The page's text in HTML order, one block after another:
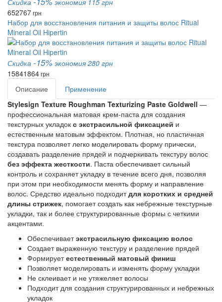
Скидка
экономия 115 грн
652767грн
Набор для восстановления питания и защиты волос Ritual
Mineral Oil Hipertin
Скидка -15% экономия 280 грн
15841864грн
Описание
Применение
Stylesign Texture Roughman Texturizing Paste Goldwell —
профессиональная матовая крем-паста для создания
текстурных укладок с экстрасильной фиксацией и
естественным матовым эффектом. Плотная, но пластичная
текстура позволяет легко моделировать форму прически,
создавать разделение прядей и подчеркивать текстуру волос
без эффекта жесткости. Паста обеспечивает сильный
контроль и сохраняет укладку в течение всего дня, позволяя
при этом при необходимости менять форму и направление
волос. Средство идеально подходитдля коротких и средней
длины стрижек, помогает создать как небрежные текстурные
укладки, так и более структурированные формы с четкими
акцентами.
Обеспечиваетэкстрасильную фиксацию волос
Создает выраженную текстуру и разделение прядей
Формируетестественный матовый финиш
Позволяет моделировать и изменять форму укладки
Не склеивает и не утяжеляет волосы
Подходит для создания структурированных и небрежных
укладок